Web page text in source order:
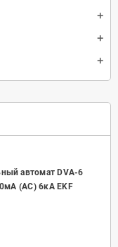
автомат DVA-6
(AC) 6кА EKF